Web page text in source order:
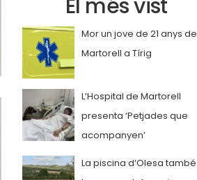
El més vist
Mor un jove de 21 anys de
Martorell a Tírig
L’Hospital de Martorell
presenta ‘Petjades que
acompanyen’
La piscina d’Olesa també